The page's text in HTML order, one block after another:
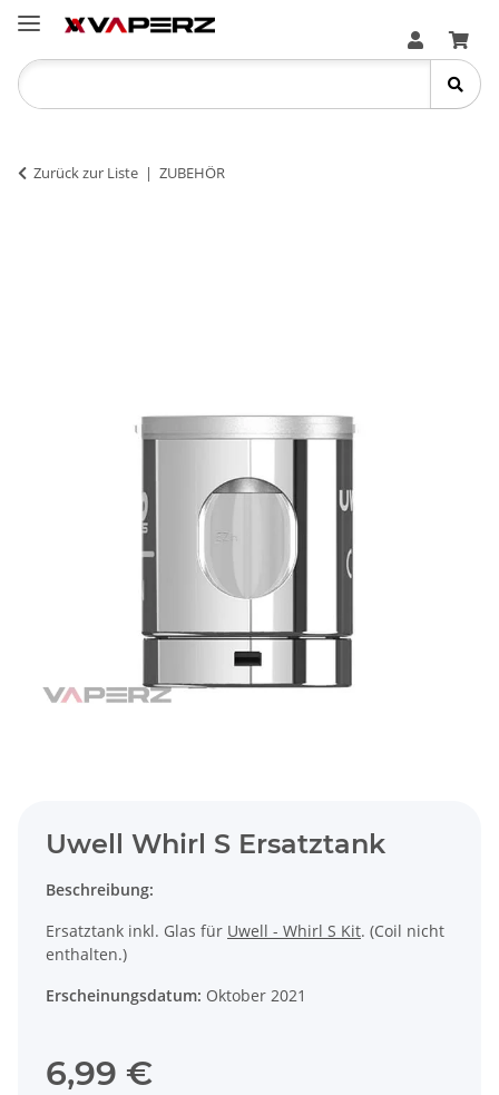
Zurück zur Liste ZUBEHÖR
Uwell Whirl S Ersatztank
Beschreibung:
Ersatztank inkl. Glas für Uwell - Whirl S Kit. (Coil nicht
enthalten.)
Erscheinungsdatum: Oktober 2021
6,99 €